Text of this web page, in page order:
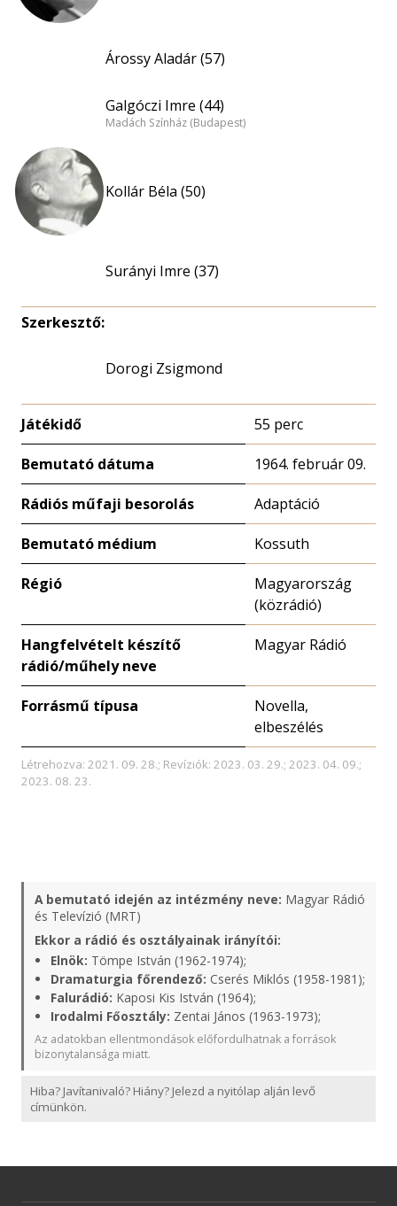
Árossy Aladár (57)
Galgóczi Imre (44)
Madách Színház (Budapest)
Kollár Béla (50)
Surányi Imre (37)
Szerkesztő:
Dorogi Zsigmond
Játékidő 55 perc
Bemutató dátuma 1964. február 09.
Rádiós műfaji besorolás Adaptáció
Bemutató médium Kossuth
Régió
Magyarország
(közrádió)
Hangfelvételt készítő
rádió/műhely neve
Magyar Rádió
Forrásmű típusa
Novella,
elbeszélés
Létrehozva: 2021. 09. 28.; Revíziók: 2023. 03. 29.; 2023. 04. 09.;
2023. 08. 23.
A bemutató idején az intézmény neve: Magyar Rádió
és Televízió (MRT)
Ekkor a rádió és osztályainak irányítói:
Elnök: Tömpe István (1962-1974);
Dramaturgia főrendező: Cserés Miklós (1958-1981);
Falurádió: Kaposi Kis István (1964);
Irodalmi Főosztály: Zentai János (1963-1973);
Az adatokban ellentmondások előfordulhatnak a források
bizonytalansága miatt.
Hiba? Javítanivaló? Hiány? Jelezd a nyitólap alján levő
címünkön.